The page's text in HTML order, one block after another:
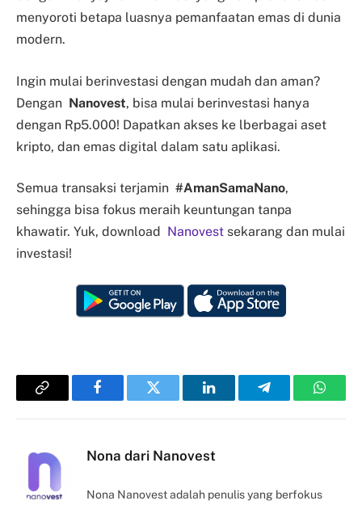
menyoroti betapa luasnya pemanfaatan emas di dunia
modern.
Ingin mulai berinvestasi dengan mudah dan aman?
Dengan Nanovest, bisa mulai berinvestasi hanya
dengan Rp5.000! Dapatkan akses ke lberbagai aset
kripto, dan emas digital dalam satu aplikasi.
Semua transaksi terjamin #AmanSamaNano,
sehingga bisa fokus meraih keuntungan tanpa
khawatir. Yuk, download Nanovest sekarang dan mulai
investasi!
Copy
FacebookTwitter LinkedInTelegram
Nona dari Nanovest
Nona Nanovest adalah penulis yang berfokus